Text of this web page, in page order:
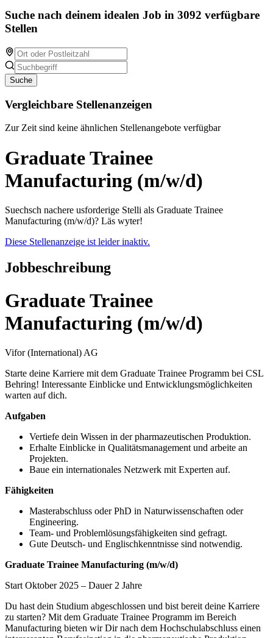
Suche nach deinem idealen Job in 3092 verfügbare
Stellen
Suche
Vergleichbare Stellenanzeigen
Zur Zeit sind keine ähnlichen Stellenangebote verfügbar
Graduate Trainee
Manufacturing (m/w/d)
Suechsch nachere usforderige Stelli als Graduate Trainee
Manufacturing (m/w/d)? Läs wyter!
Diese Stellenanzeige ist leider inaktiv.
Jobbeschreibung
Graduate Trainee
Manufacturing (m/w/d)
Vifor (International) AG
Starte deine Karriere mit dem Graduate Trainee Programm bei CSL
Behring! Interessante Einblicke und Entwicklungsmöglichkeiten
warten auf dich.
Aufgaben
Vertiefe dein Wissen in der pharmazeutischen Produktion.
Erhalte Einblicke in Qualitätsmanagement und arbeite an
Projekten.
Baue ein internationales Netzwerk mit Experten auf.
Fähigkeiten
Masterabschluss oder PhD in Naturwissenschaften oder
Engineering.
Team- und Problemlösungsfähigkeiten sind gefragt.
Gute Deutsch- und Englischkenntnisse sind notwendig.
Graduate Trainee Manufacturing (m/w/d)
Start Oktober 2025 – Dauer 2 Jahre
Du hast dein Studium abgeschlossen und bist bereit deine Karriere
zu starten? Mit dem Graduate Trainee Programm im Bereich
Manufacturing bieten wir Dir nach dem Hochschulabschluss einen